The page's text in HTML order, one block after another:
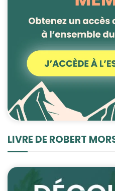
LIVRE DE ROBERT